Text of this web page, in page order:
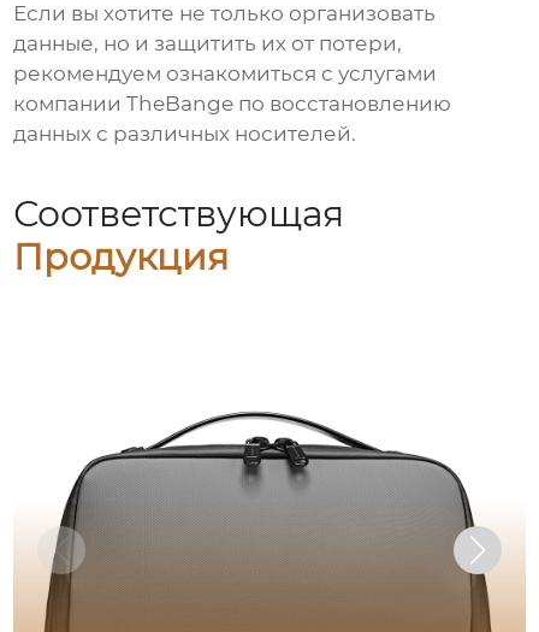
Если вы хотите не только организовать
данные, но и защитить их от потери,
рекомендуем ознакомиться с услугами
компанииTheBange по восстановлению
данных с различных носителей.
Соответствующая
Продукция